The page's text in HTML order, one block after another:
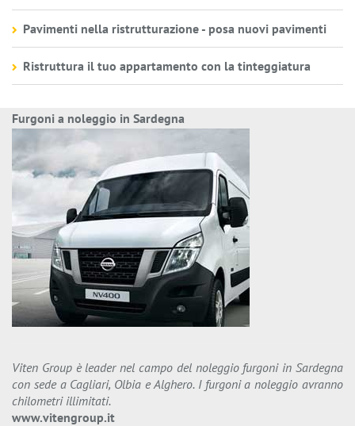
Pavimenti nella ristrutturazione - posa nuovi pavimenti
Ristruttura il tuo appartamento con la tinteggiatura
Furgoni a noleggio in Sardegna
Viten Group è leader nel campo del noleggio furgoni in Sardegna
con sede a Cagliari, Olbia e Alghero. I furgoni a noleggio avranno
chilometri illimitati.
www.vitengroup.it